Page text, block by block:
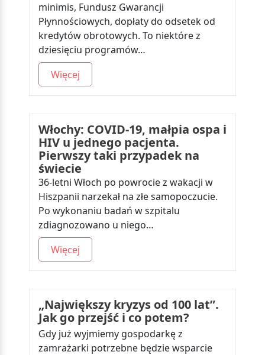
minimis, Fundusz Gwarancji
Płynnościowych, dopłaty do odsetek od
kredytów obrotowych. To niektóre z
dziesięciu programów…
Więcej
Włochy: COVID-19, małpia ospa i
HIV u jednego pacjenta.
Pierwszy taki przypadek na
świecie
36-letni Włoch po powrocie z wakacji w
Hiszpanii narzekał na złe samopoczucie.
Po wykonaniu badań w szpitalu
zdiagnozowano u niego…
Więcej
„Największy kryzys od 100 lat”.
Jak go przejść i co potem?
Gdy już wyjmiemy gospodarkę z
zamrażarki potrzebne będzie wsparcie